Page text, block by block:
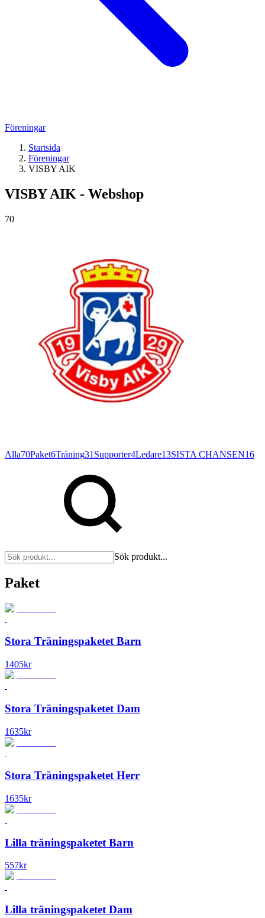
Föreningar
Startsida
Föreningar
VISBY AIK
VISBY AIK - Webshop
70
Alla70Paket6Träning31 Supporter4Ledare13SISTA CHANSEN16
Sök produkt...
Paket
Stora Träningspaketet Barn
1405kr
Stora Träningspaketet Dam
1635kr
Stora Träningspaketet Herr
1635kr
Lilla träningspaketet Barn
557kr
Lilla träningspaketet Dam